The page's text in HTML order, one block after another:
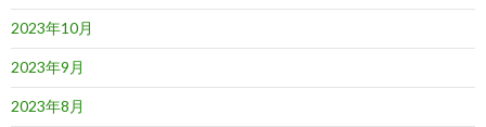
2023年10月
2023年9月
2023年8月